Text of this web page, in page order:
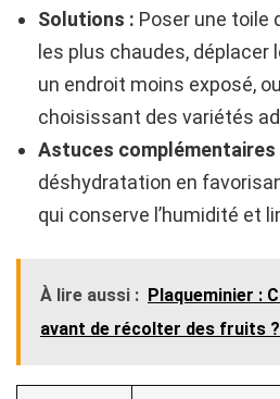
Solutions : Poser une toile
les plus chaudes,
un endroit moins exposé,
choisissant des variétés
Astuces complémentaires
déshydratation en
qui conserve l’humidité et
À lire aussi : Plaqueminier :
avant de récolter des fruits ?